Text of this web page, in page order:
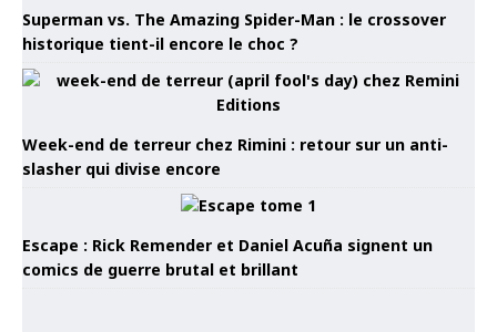
Superman vs. The Amazing Spider-Man : le crossover
historique tient-il encore le choc ?
Week-end de terreur chez Rimini : retour sur un anti-
slasher qui divise encore
Escape : Rick Remender et Daniel Acuña signent un
comics de guerre brutal et brillant